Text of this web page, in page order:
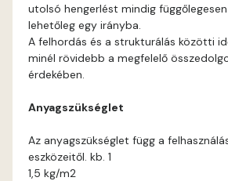
Corn B
Corn C
Cotto B
utolsó hengerlést mindig
lehetőleg egy irányba.
A felhordás és a strukturálás közötti
minél rövidebb a megfelelő
érdekében.
Anyagszükséglet
Az anyagszükséglet függ a
eszközeitől. kb. 1
1,5 kg/m2